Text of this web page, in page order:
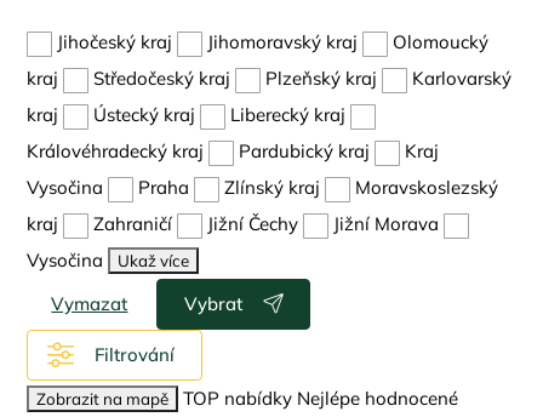
Jihočeský kraj Jihomoravský kraj
Olomoucký
kraj
Středočeský kraj Plzeňský kraj
Karlovarský
kraj
Ústecký kraj
Liberecký kraj
Královéhradecký kraj
Pardubický kraj
Kraj
Vysočina
Praha Zlínský kraj
Moravskoslezský
kraj
Zahraničí Jižní Čechy
Jižní Morava
Vysočina
Ukaž více
Vymazat Vybrat
Filtrování
Zobrazit na mapě TOP nabídky Nejlépe hodnocené